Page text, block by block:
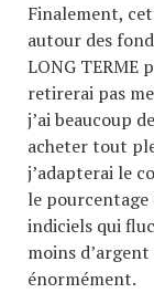
Finalement,
autour des
LONG TERME
retirerai pas
j’ai beaucoup
acheter tout
j’adapterai le
le pourcentage
indiciels qui
moins
énormément.